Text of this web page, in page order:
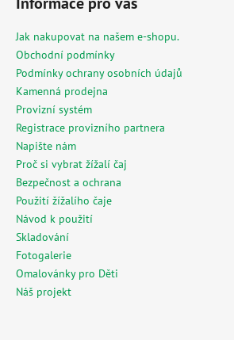
Jak nakupovat na našem e-shopu.
Obchodní podmínky
Podmínky ochrany osobních údajů
Kamenná prodejna
Provizní systém
Registrace provizního partnera
Napište nám
Proč si vybrat žížalí čaj
Bezpečnost a ochrana
Použití žížalího čaje
Návod k použití
Skladování
Fotogalerie
Omalovánky pro Děti
Náš projekt